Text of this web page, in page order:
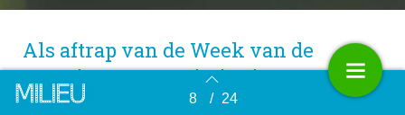
Terug naar overzicht 8 / 24
Als aftrap van de Week van de
Invasieve Exoten in juni
organiseerde de VVM het online